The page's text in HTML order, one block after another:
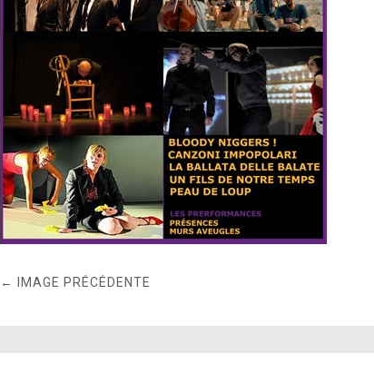
← IMAGE PRÉCÉDENTE